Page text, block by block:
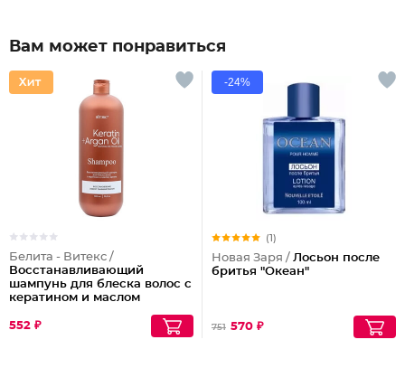
Вам может понравиться
Белита - Витекс /
Восстанавливающий
шампунь для блеска волос с
кератином и маслом
552 ₽
-24%
(1)
Новая Заря / Лосьон после
бритья "Океан"
751 570 ₽